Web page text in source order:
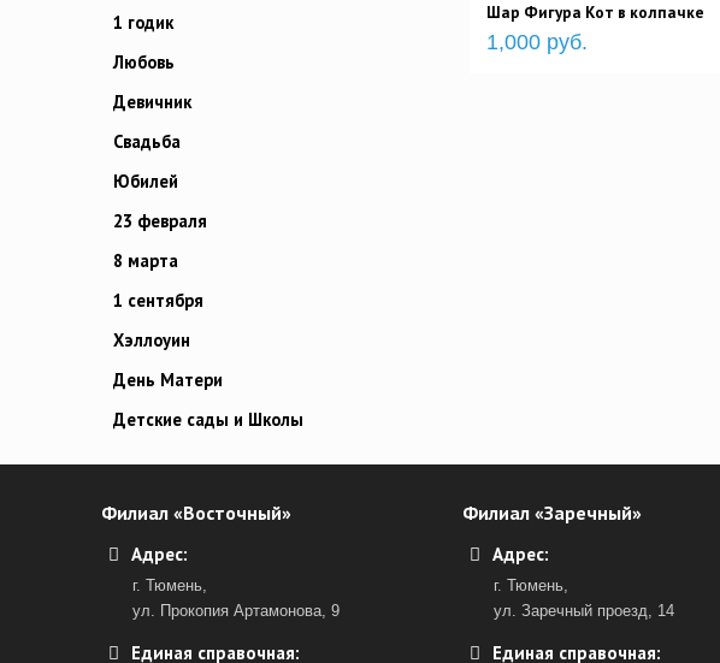
Шар Фигура Кот в колпачке
1,000 руб.
1 годик
Любовь
Девичник
Свадьба
Юбилей
23 февраля
8 марта
1 сентября
Хэллоуин
День Матери
Детские сады и Школы
Филиал «Восточный»
Адрес:
г. Тюмень,
ул. Прокопия Артамонова, 9
Единая справочная:
Филиал «Заречный»
Адрес:
г. Тюмень,
ул. Заречный проезд, 14
Единая справочная: